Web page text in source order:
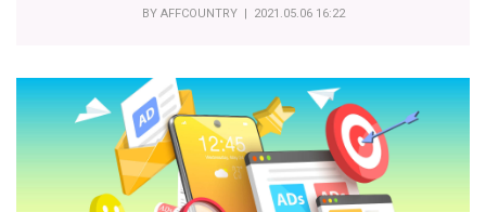
BY AFFCOUNTRY| 2021.05.06 16:22